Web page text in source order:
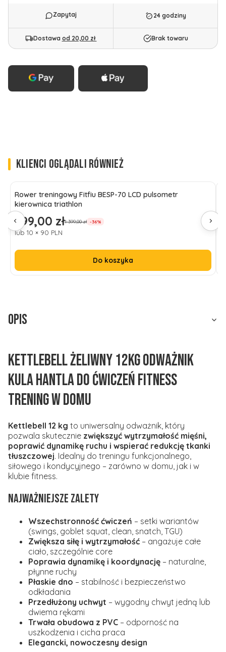
24 godziny
Dostawa od 20,00 zł Brak towaru
KLIENCI OGLĄDALI RÓWNIEŻ
Rower treningowy Fitfiu BESP-70 LCD pulsometr
kierownica triathlon
Cena promocyjna
899,00 zł1 399,00 zł -36%
lub 10 × 90 PLN
Do koszyka
Opis
Kettlebell żeliwny 12kg odważnik
kula hantla do ćwiczeń fitness
trening w domu
Kettlebell 12 kg to uniwersalny odważnik, który
pozwala skutecznie zwiększyć wytrzymałość mięśni,
poprawić dynamikę ruchu i wspierać redukcję tkanki
tłuszczowej. Idealny do treningu funkcjonalnego,
siłowego i kondycyjnego – zarówno w domu, jak i w
klubie fitness.
Najważniejsze zalety
Wszechstronność ćwiczeń – setki wariantów
(swings, goblet squat, clean, snatch, TGU)
Zwiększa siłę i wytrzymałość – angażuje całe
ciało, szczególnie core
Poprawia dynamikę i koordynację – naturalne,
płynne ruchy
Płaskie dno – stabilność i bezpieczeństwo
odkładania
Przedłużony uchwyt – wygodny chwyt jedną lub
dwiema rękami
Trwała obudowa z PVC – odporność na
uszkodzenia i cicha praca
Elegancki, nowoczesny design